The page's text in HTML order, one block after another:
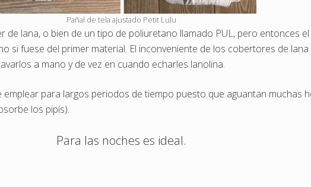
Pañal de tela ajustado Petit Lulu
de lana, o bien de un tipo de poliuretano llamado PUL, pero entonces el
si fuese del primer material. El inconveniente de los cobertores de lana
a mano y de vez en cuando echarles lanolina.
emplear para largos periodos de tiempo puesto que aguantan muchas
los pipís).
Para las noches es ideal.